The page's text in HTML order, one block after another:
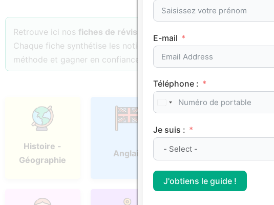
Retrouve ici nos fiches de révision
Chaque fiche synthétise les notions essentielles, les points de
méthode et gagner en confiance.
Histoire -
Géographie
Anglais Espagnol
E-mail
Téléphone :
Je suis :
J'obtiens le guide !